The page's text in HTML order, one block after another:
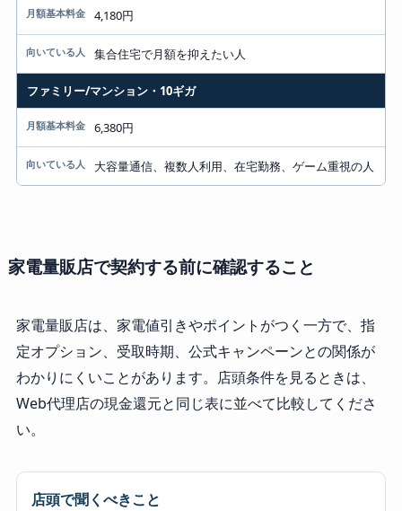
4,180円
集合住宅で月額を抑えたい人
ファミリー/マンション・10ギガ
6,380円
大容量通信、複数人利用、在宅勤務、ゲーム重視の人
家電量販店で契約する前に確認すること
家電量販店は、家電値引きやポイントがつく一方で、指
定オプション、受取時期、公式キャンペーンとの関係が
わかりにくいことがあります。店頭条件を見るときは、
Web代理店の現金還元と同じ表に並べて比較してくださ
い。
店頭で聞くべきこと